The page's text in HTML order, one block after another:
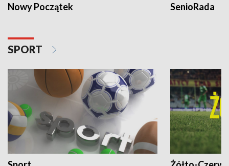
Nowy Początek SenioRada
SPORT